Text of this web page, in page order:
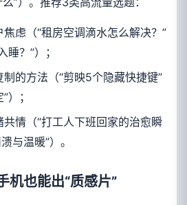
焦虑（“租房空调滴水怎么解决？”
？”）；
制的方法（“剪映5个隐藏快捷键”
）；
共情（“打工人下班回家的治愈瞬
与温暖”）。
机也能出“质感片”